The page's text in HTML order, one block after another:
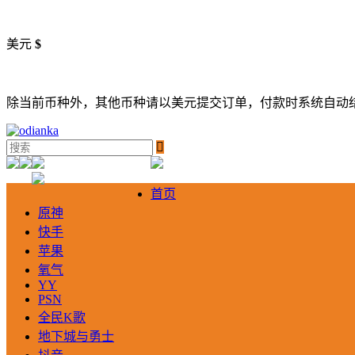
美元 $
除当前币种外，其他币种请以美元提交订单，付款时系统自动

首页
原神
快手
苹果
氧气
YY
PSN
全民K歌
地下城与勇士